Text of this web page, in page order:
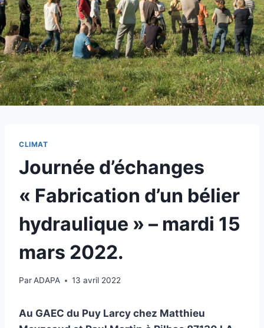
CLIMAT
Journée d’échanges
« Fabrication d’un bélier
hydraulique » – mardi 15
mars 2022.
ParADAPA 13 avril 2022
Au GAEC du Puy Larcy chez Matthieu